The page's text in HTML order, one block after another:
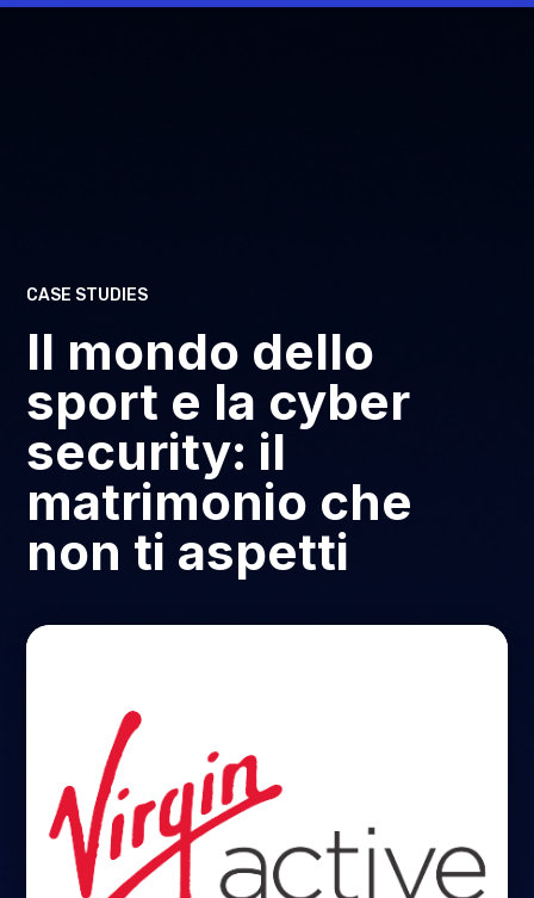
CASE STUDIES
Il mondo dello
sport e la cyber
security: il
matrimonio che
non ti aspetti